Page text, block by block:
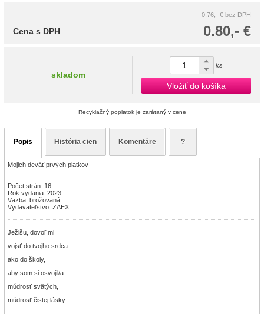
0.76,- € bez DPH
0.80,- €
Cena s DPH
skladom
ks
Vložiť do košíka
Recyklačný poplatok je zarátaný v cene
Popis História cien Komentáre ?
Mojich deväť prvých piatkov
Počet strán: 16
Rok vydania: 2023
Väzba: brožovaná
Vydavateľstvo: ZAEX
Ježišu, dovoľ mi
vojsť do tvojho srdca
ako do školy,
aby som si osvojil/a
múdrosť svätých,
múdrosť čistej lásky.